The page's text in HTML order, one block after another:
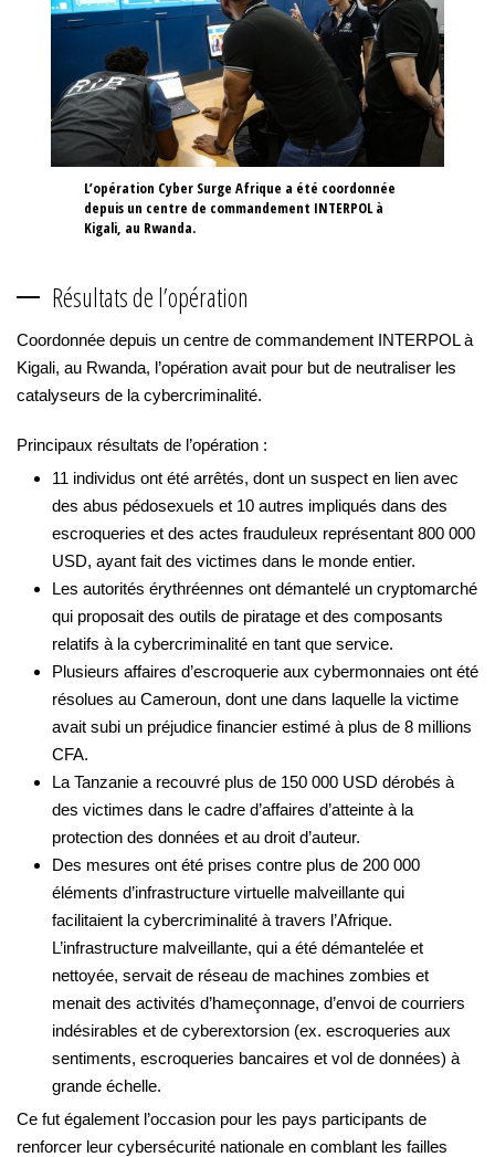
L’opération Cyber Surge Afrique a été coordonnée
depuis un centre de commandement INTERPOL à
Kigali, au Rwanda.
Résultats de l’opération
Coordonnée depuis un centre de commandement INTERPOL à
Kigali, au Rwanda, l’opération avait pour but de neutraliser les
catalyseurs de la cybercriminalité.
Principaux résultats de l’opération :
11 individus ont été arrêtés, dont un suspect en lien avec
des abus pédosexuels et 10 autres impliqués dans des
escroqueries et des actes frauduleux représentant 800 000
USD, ayant fait des victimes dans le monde entier.
Les autorités érythréennes ont démantelé un cryptomarché
qui proposait des outils de piratage et des composants
relatifs à la cybercriminalité en tant que service.
Plusieurs affaires d’escroquerie aux cybermonnaies ont été
résolues au Cameroun, dont une dans laquelle la victime
avait subi un préjudice financier estimé à plus de 8 millions
CFA.
La Tanzanie a recouvré plus de 150 000 USD dérobés à
des victimes dans le cadre d’affaires d’atteinte à la
protection des données et au droit d’auteur.
Des mesures ont été prises contre plus de 200 000
éléments d’infrastructure virtuelle malveillante qui
facilitaient la cybercriminalité à travers l’Afrique.
L’infrastructure malveillante, qui a été démantelée et
nettoyée, servait de réseau de machines zombies et
menait des activités d’hameçonnage, d’envoi de courriers
indésirables et de cyberextorsion (ex. escroqueries aux
sentiments, escroqueries bancaires et vol de données) à
grande échelle.
Ce fut également l’occasion pour les pays participants de
renforcer leur cybersécurité nationale en comblant les failles